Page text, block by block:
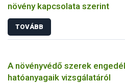
növény kapcsolata szerint
TOVÁBB
A növényvédő szerek
hatóanyagaik vizsgálatáról